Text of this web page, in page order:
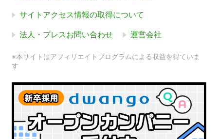
サイトアクセス情報の取得について
法人・プレスお問い合わせ 運営会社
※本サイトはアフィリエイトプログラムによる収益を得ていま
す